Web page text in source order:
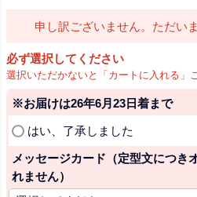
申し訳ございません。ただい
必ず選択してください
選択いただかないと「カートに入れる」
※お届けは26年6月23日着まで
須
はい、了承しました
メッセージカード（定型文につき
れません）